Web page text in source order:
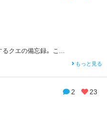
クエの備忘録。 こ...
もっと見る
2 23